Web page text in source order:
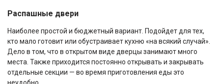
Распашные двери
Наиболее простой и бюджетный вариант. Подойдет для тех,
кто мало готовит или обустраивает кухню «на всякий случай».
Дело в том, что в открытом виде дверцы занимают много
места. Также приходится постоянно открывать и закрывать
отдельные секции — во время приготовления еды это
неудобно.